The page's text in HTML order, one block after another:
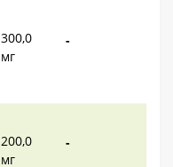
300,0
мг
-
200,0
мг
-